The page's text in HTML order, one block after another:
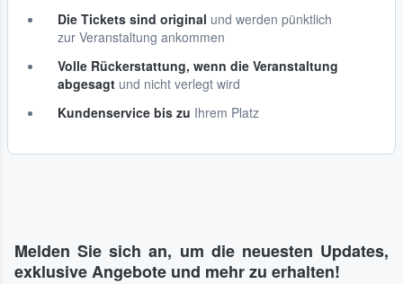
Die Tickets sind original und werden pünktlich
zur Veranstaltung ankommen
Volle Rückerstattung, wenn die Veranstaltung
abgesagt und nicht verlegt wird
Kundenservice bis zu Ihrem Platz
Melden Sie sich an, um die neuesten Updates,
exklusive Angebote und mehr zu erhalten!